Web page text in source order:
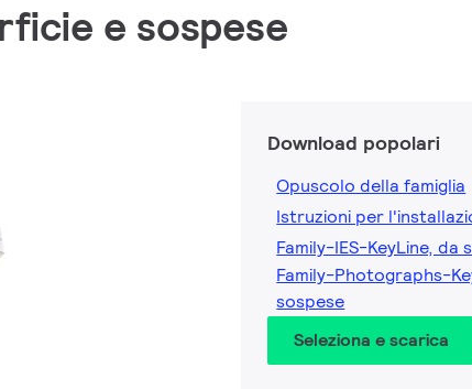
e sospese
Download popolari
Opuscolo della famiglia
Istruzioni per
Family-IES-KeyLine, da
Family-Photographs-
sospese
Seleziona e scarica